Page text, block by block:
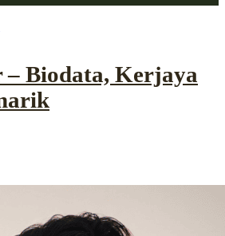
Biodata, Kerjaya